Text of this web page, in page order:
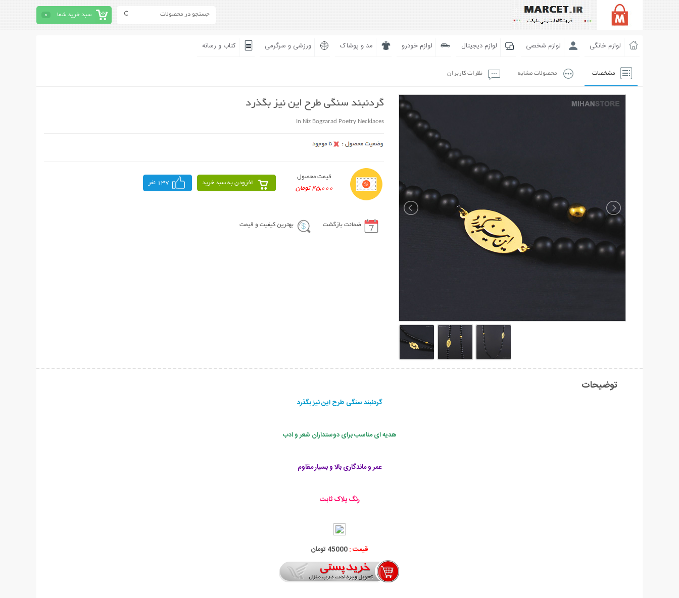
سبد خرید شما 0
لوازم خانگی لوازم شخصی لوازم دیجیتال لوازم خودرو مد و پوشاک ورزشی و سرگرمی کتاب و رسانه
مشخصات محصولات مشابه نظرات کاربران
گردنبند سنگی طرح این نیز بگذرد
In Niz Bogzarad Poetry Necklaces
قیمت محصول
45,000 تومان
افزودن به سبد خرید 137 نفر
ضمانت بازگشت بهترین کیفیت و قیمت
توضیحات
گردنبند سنگی طرح این نیز بگذرد
هدیه ای مناسب برای دوستداران شعر و ادب
عمر و ماندگاری بالا و بسیار مقاوم
رنگ پلاک ثابت
قیمت :45000 تومان